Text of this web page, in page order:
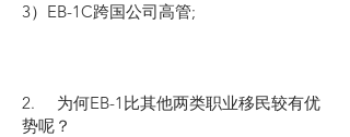
3）EB-1C跨国公司高管;
2. 为何EB-1比其他两类职业移民较有优
势呢？